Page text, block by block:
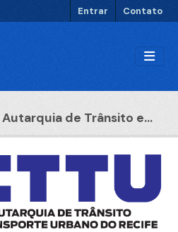
Entrar Contato
Autarquia de Trânsito e...